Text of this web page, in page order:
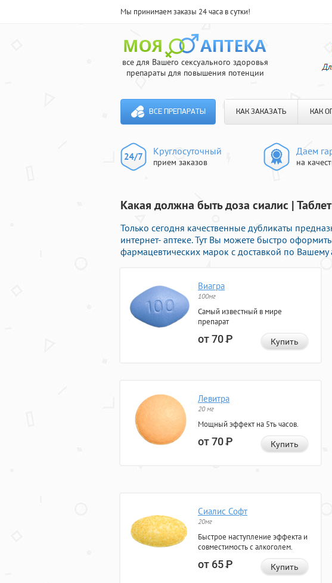
Мы принимаем заказы 24 часа в сутки!
все для Вашего сексуального здоровья
препараты для повышения потенции
ВСЕ ПРЕПАРАТЫ КАК ЗАКАЗАТЬ КАК
Круглосуточный
прием заказов
Даем
на
Какая должна быть доза сиалис |
Только сегодня качественные дубликаты
интернет- аптеке. Тут Вы можете быстро
фармацевтических марок с доставкой по Вашему
Виагра
100мг
Самый известный в мире
препарат
от 70Р Купить
Левитра
20 мг
Мощный эффект на 5ть часов.
от 70Р Купить
Сиалис Софт
20мг
Быстрое наступление эффекта и
совместимость с алкоголем.
от 65Р Купить